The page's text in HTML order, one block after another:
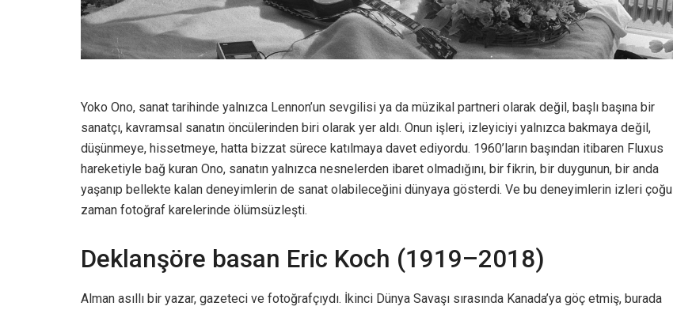
Yoko Ono, sanat tarihinde yalnızca Lennon’un sevgilisi ya da müzikal partneri olarak değil, başlı başına bir
sanatçı, kavramsal sanatın öncülerinden biri olarak yer aldı. Onun işleri, izleyiciyi yalnızca bakmaya değil,
düşünmeye, hissetmeye, hatta bizzat sürece katılmaya davet ediyordu. 1960’ların başından itibaren Fluxus
hareketiyle bağ kuran Ono, sanatın yalnızca nesnelerden ibaret olmadığını, bir fikrin, bir duygunun, bir anda
yaşanıp bellekte kalan deneyimlerin de sanat olabileceğini dünyaya gösterdi. Ve bu deneyimlerin izleri çoğu
zaman fotoğraf karelerinde ölümsüzleşti.
Deklanşöre basan Eric Koch (1919–2018)
Alman asıllı bir yazar, gazeteci ve fotoğrafçıydı. İkinci Dünya Savaşı sırasında Kanada’ya göç etmiş, burada